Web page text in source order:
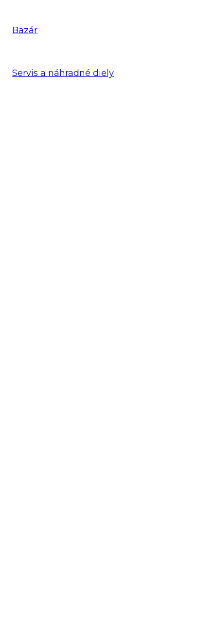
Bazár
Servis a náhradné diely